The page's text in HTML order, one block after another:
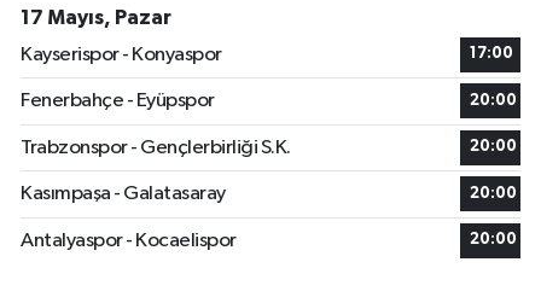
17 Mayıs, Pazar
Kayserispor - Konyaspor
17:00
Fenerbahçe - Eyüpspor 20:00
Trabzonspor - Gençlerbirliği S.K. 20:00
Kasımpaşa - Galatasaray 20:00
Antalyaspor - Kocaelispor 20:00